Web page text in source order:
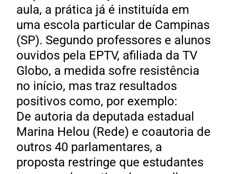
aula, a prática já é instituída em
uma escola particular de Campinas
(SP). Segundo professores e alunos
ouvidos pela EPTV, afiliada da TV
Globo, a medida sofre resistência
no início, mas traz resultados
positivos como, por exemplo:
De autoria da deputada estadual
Marina Helou (Rede) e coautoria de
outros 40 parlamentares, a
proposta restringe que estudantes